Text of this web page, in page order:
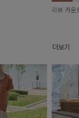
리뷰 카운
더보기